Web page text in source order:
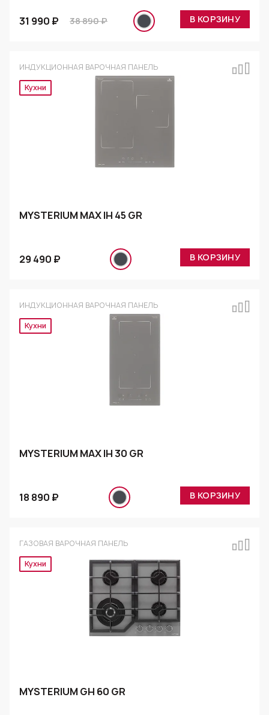
31 990 ₽ 38 890 ₽ В КОРЗИНУ
ИНДУКЦИОННАЯ ВАРОЧНАЯ ПАНЕЛЬ
Эксклюзив
MYSTERIUM MAX IH 45 GR
29 490 ₽ В КОРЗИНУ
ИНДУКЦИОННАЯ ВАРОЧНАЯ ПАНЕЛЬ
Эксклюзив
MYSTERIUM MAX IH 30 GR
18 890 ₽ В КОРЗИНУ
ГАЗОВАЯ ВАРОЧНАЯ ПАНЕЛЬ
Эксклюзив
MYSTERIUM GH 60 GR